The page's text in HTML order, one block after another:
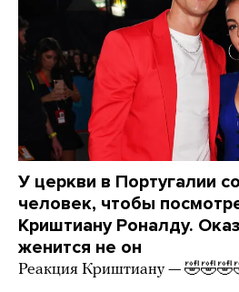
У церкви в Португалии
человек, чтобы
Криштиану Роналду.
женится не он
Реакция Криштиану —